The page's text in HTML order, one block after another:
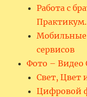
Работа с
Практикум.
Мобильные
сервисов
Фото – Видео
Свет, Цвет
Цифровой